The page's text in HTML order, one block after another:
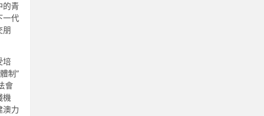
的青
一代
朋
培
制”
會
機
澳力